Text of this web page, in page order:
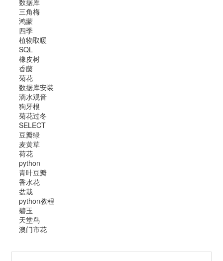
数据库
三角梅
鸿蒙
四季
植物取暖
SQL
橡皮树
香藤
菊花
数据库安装
滴水观音
狗牙根
菊花过冬
SELECT
豆瓣绿
麦黄草
荷花
python
青叶豆瓣
香水花
盆栽
python教程
碧玉
天堂鸟
澳门市花